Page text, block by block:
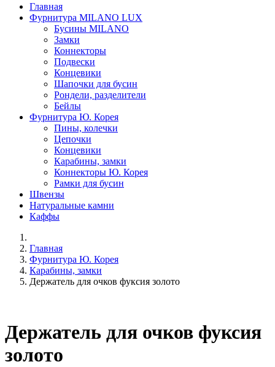
Главная
Фурнитура MILANO LUX
Бусины MILANO
Замки
Коннекторы
Подвески
Концевики
Шапочки для бусин
Рондели, разделители
Бейлы
Фурнитура Ю. Корея
Пины, колечки
Цепочки
Концевики
Карабины, замки
Коннекторы Ю. Корея
Рамки для бусин
Швензы
Натуральные камни
Каффы
Главная
Фурнитура Ю. Корея
Карабины, замки
Держатель для очков фуксия золото
Держатель для очков фуксия
золото